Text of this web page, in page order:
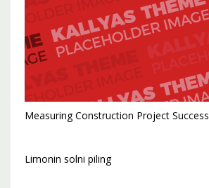
Measuring Construction Project Success
Limonin solni piling